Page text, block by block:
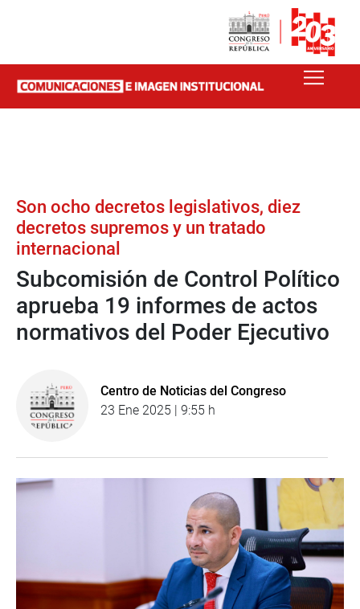
Son ocho decretos legislativos, diez
decretos supremos y un tratado
internacional
Subcomisión de Control Político
aprueba 19 informes de actos
normativos del Poder Ejecutivo
Centro de Noticias del Congreso
23 Ene 2025 | 9:55 h